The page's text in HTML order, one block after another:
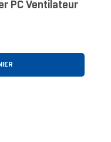
PC Ventilateur